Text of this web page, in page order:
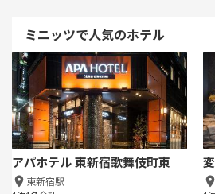
ミニッツで人気のホテル
アパホテル 東新宿歌舞伎町東
東新宿駅